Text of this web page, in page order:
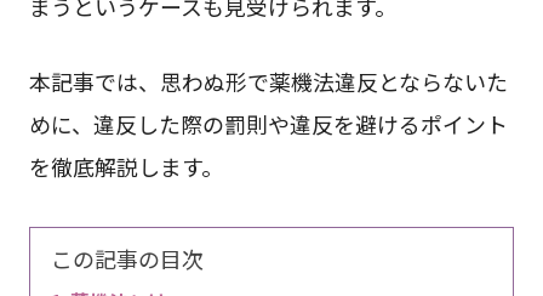
本記事では、思わぬ形で薬機法違反とならないた
めに、違反した際の罰則や違反を避けるポイント
を徹底解説します。
この記事の目次